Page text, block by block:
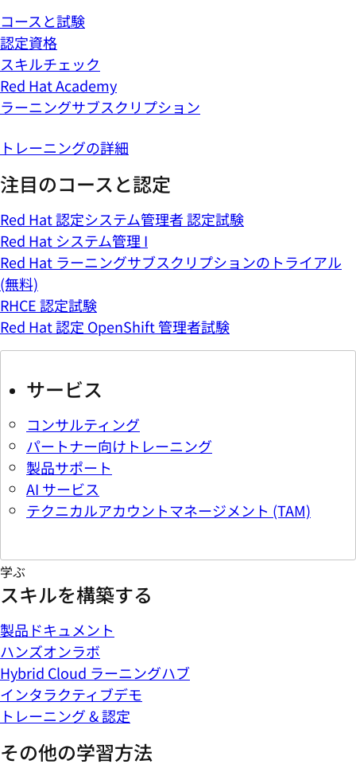
コースと試験
認定資格
スキルチェック
Red Hat Academy
ラーニングサブスクリプション
トレーニングの詳細
注目のコースと認定
Red Hat 認定システム管理者 認定試験
Red Hat システム管理 I
Red Hat ラーニングサブスクリプションのトライアル
(無料)
RHCE 認定試験
Red Hat 認定 OpenShift 管理者試験
サービス
コンサルティング
パートナー向けトレーニング
製品サポート
AI サービス
テクニカルアカウントマネージメント (TAM)
学ぶ
スキルを構築する
製品ドキュメント
ハンズオンラボ
Hybrid Cloud ラーニングハブ
インタラクティブデモ
トレーニング & 認定
その他の学習方法